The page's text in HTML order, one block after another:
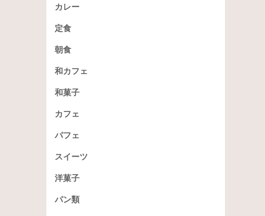
カレー
定食
朝食
和カフェ
和菓子
カフェ
パフェ
スイーツ
洋菓子
パン類